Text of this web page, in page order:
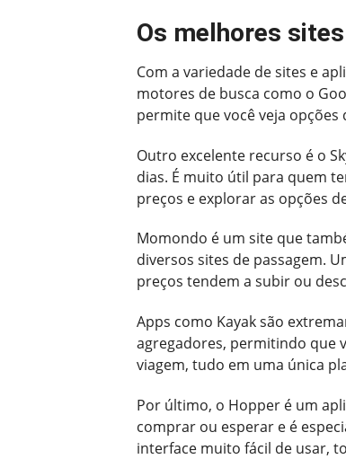
Os melhores
Com a variedade de sites e
motores de busca como o
permite que você veja
Outro excelente recurso é o
dias. É muito útil para quem
preços e explorar as opções
Momondo é um site que
diversos sites de passagem.
preços tendem a subir ou
Apps como Kayak são
agregadores, permitindo que
viagem, tudo em uma única
Por último, o Hopper é um
comprar ou esperar e é
interface muito fácil de usar,